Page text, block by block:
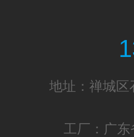
地址：禅城区
工厂：广